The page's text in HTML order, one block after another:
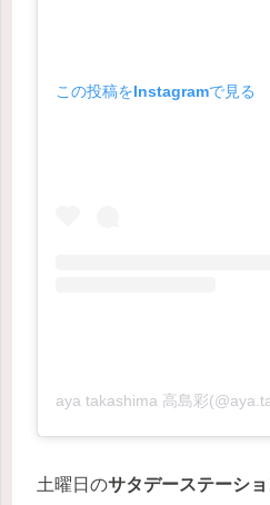
この投稿をInstagramで見る
土曜日のサタデーステーシ